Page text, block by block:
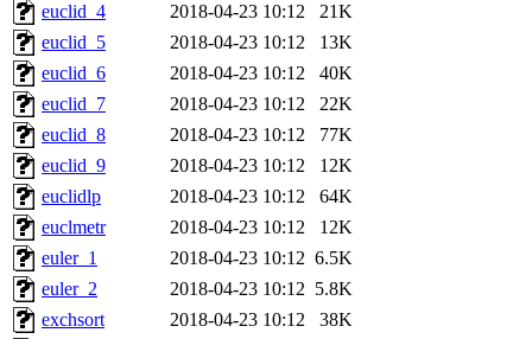
euclid_4
2018-04-23 10:12
21K
euclid_5
2018-04-23 10:12
13K
euclid_6
2018-04-23 10:12
40K
euclid_7
2018-04-23 10:12
22K
euclid_8
2018-04-23 10:12
77K
euclid_9
2018-04-23 10:12
12K
euclidlp
2018-04-23 10:12
64K
euclmetr
2018-04-23 10:12
12K
euler_1
2018-04-23 10:12 6.5K
euler_2
2018-04-23 10:12 5.8K
exchsort
2018-04-23 10:12
38K